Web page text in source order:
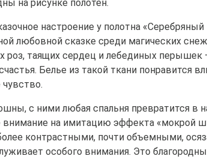
на рисунке полотен.
настроение у полотна «Серебряный
любовной сказке среди магических
таящих сердец и лебединых перышек
Белье из такой ткани понравится
с ними любая спальня превратится в
внимание на имитацию эффекта «мокрой
контрастными, почти объемными,
особого внимания. Это